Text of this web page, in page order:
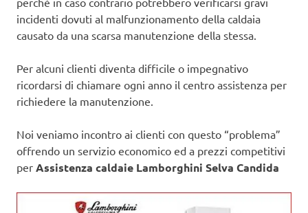
incidenti dovuti al malfunzionamento della caldaia
causato da una scarsa manutenzione della stessa.
Per alcuni clienti diventa difficile o impegnativo
ricordarsi di chiamare ogni anno il centro assistenza per
richiedere la manutenzione.
Noi veniamo incontro ai clienti con questo “problema”
offrendo un servizio economico ed a prezzi competitivi
per Assistenza caldaie Lamborghini Selva Candida